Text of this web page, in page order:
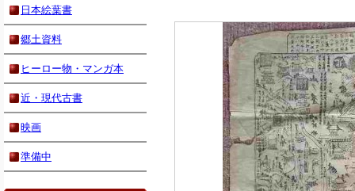
日本絵葉書
郷土資料
ヒーロー物・マンガ本
近・現代古書
映画
準備中